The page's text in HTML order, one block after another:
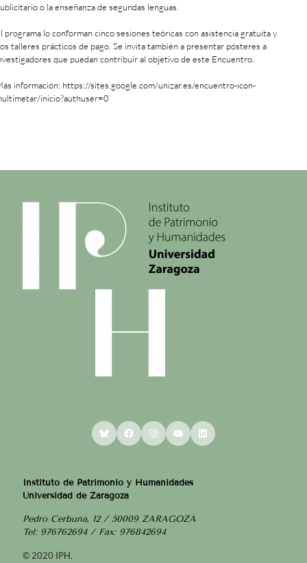
o la enseñanza de segundas lenguas.
programa lo conforman cinco sesiones teóricas con asistencia gratuita y
talleres prácticos de pago. Se invita también a presentar pósteres a
que puedan contribuir al objetivo de este Encuentro.
información: https://sites.google.com/unizar.es/encuentro-icon-
inicio?authuser=0
BlueskyFacebookInstagram
YouTubeLinkedIn
Instituto de Patrimonio y Humanidades
Universidad de Zaragoza
Pedro Cerbuna, 12 / 50009 ZARAGOZA
Tel: 976762694 / Fax: 976842694
© 2020 IPH.